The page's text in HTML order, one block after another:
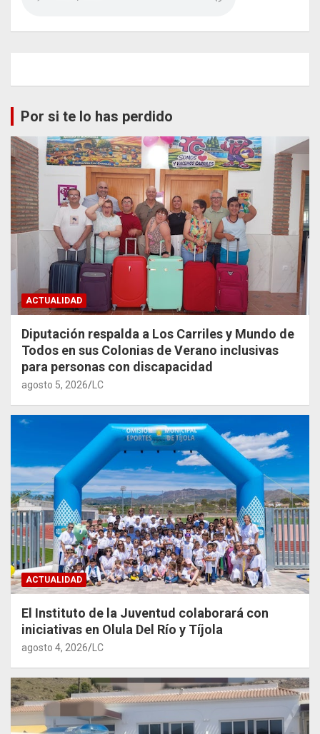
Por si te lo has perdido
ACTUALIDAD
Diputación respalda a Los Carriles y Mundo de
Todos en sus Colonias de Verano inclusivas
para personas con discapacidad
agosto 5, 2026 LC
ACTUALIDAD
El Instituto de la Juventud colaborará con
iniciativas en Olula Del Río y Tíjola
agosto 4, 2026 LC